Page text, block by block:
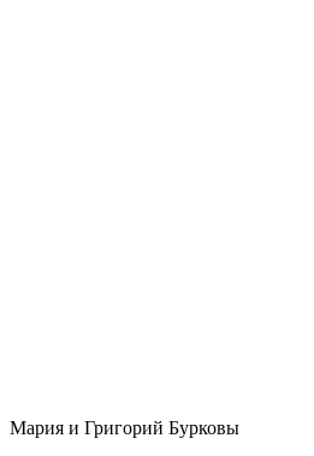
Мария и Григорий Бурковы